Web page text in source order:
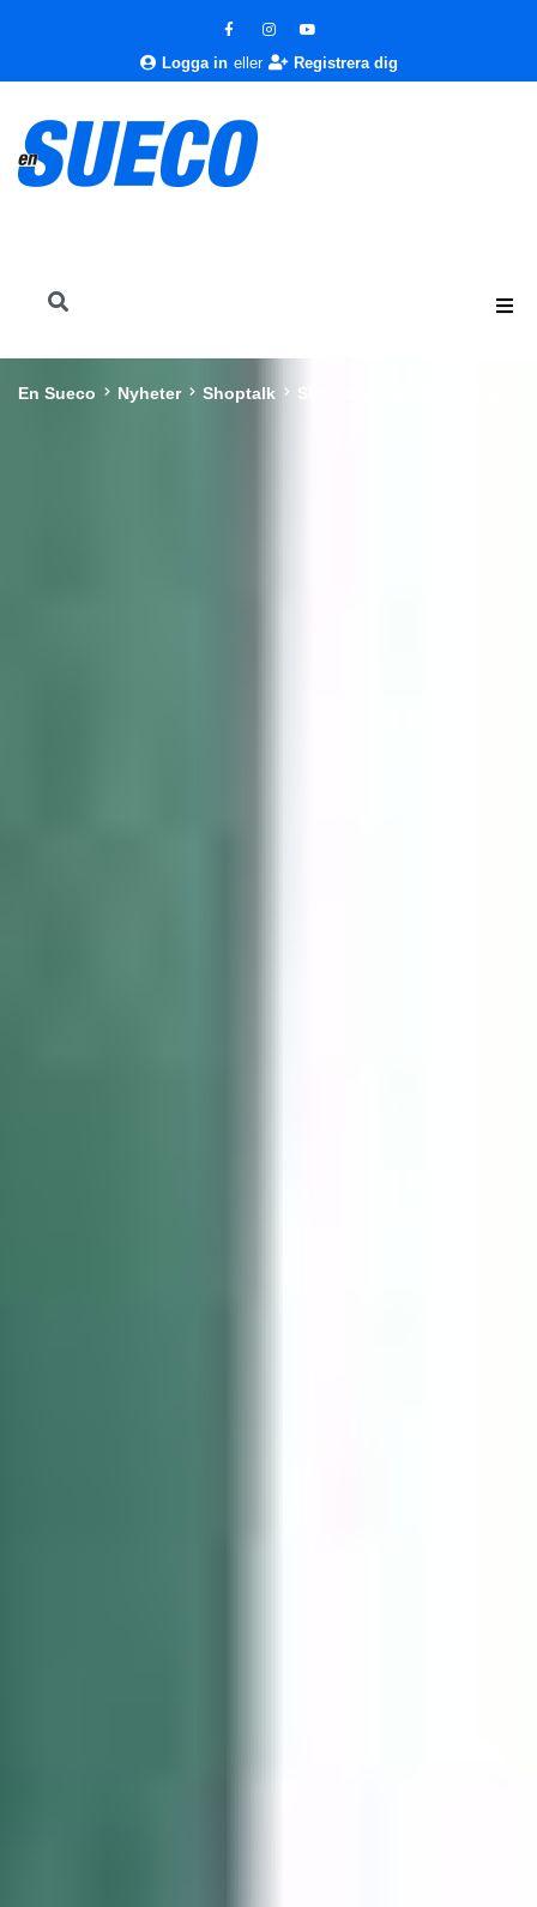
Logga in eller Registrera dig
En Sueco Nyheter Shoptalk Shoptalk september 2014